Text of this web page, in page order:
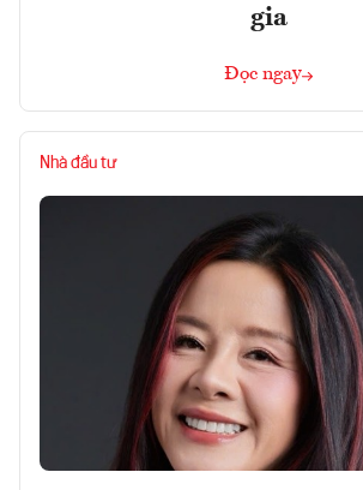
gia
Đọc ngay
Nhà đầu tư